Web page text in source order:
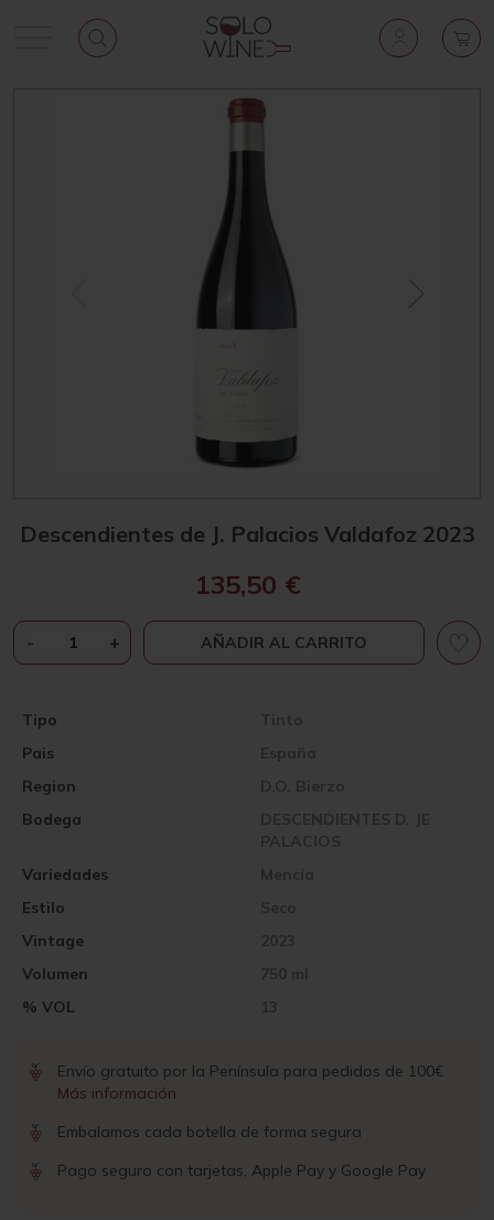
Descendientes de J. Palacios Valdafoz 2023
Pais España
Vintage 2023
Region D.O. Bierzo
Volumen 750 ml
Bodega
DESCENDIENTES D. JE
PALACIOS
% VOL 13
Variedades Mencía
Tipo Tinto
Estilo Seco
135,50 €
-DESCENDIENTES
DE
PALACIOS
VALDAFOZ
2023
CANTIDAD
+ AÑADIR AL CARRITO
Envío gratuito por la Península para pedidos de 100€
Más información
Embalamos cada botella de forma segura
Pago seguro con tarjetas, Apple Pay y Google Pay